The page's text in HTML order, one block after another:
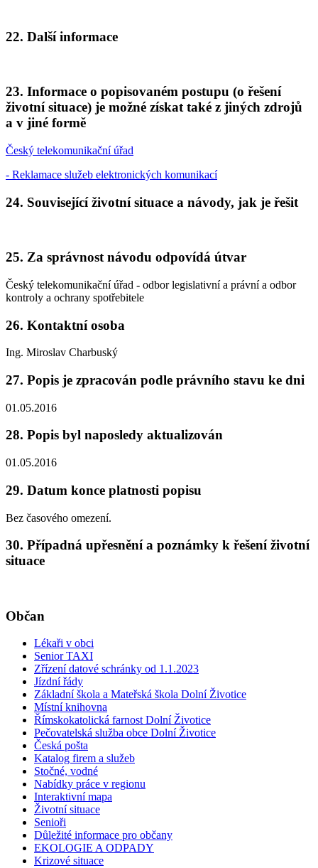
22. Další informace
23. Informace o popisovaném postupu (o řešení
životní situace) je možné získat také z jiných zdrojů
a v jiné formě
Český telekomunikační úřad
- Reklamace služeb elektronických komunikací
24. Související životní situace a návody, jak je řešit
25. Za správnost návodu odpovídá útvar
Český telekomunikační úřad - odbor legislativní a právní a odbor
kontroly a ochrany spotřebitele
26. Kontaktní osoba
Ing. Miroslav Charbuský
27. Popis je zpracován podle právního stavu ke dni
01.05.2016
28. Popis byl naposledy aktualizován
01.05.2016
29. Datum konce platnosti popisu
Bez časového omezení.
30. Případná upřesnění a poznámky k řešení životní
situace
Občan
Lékaři v obci
Senior TAXI
Zřízení datové schránky od 1.1.2023
Jízdní řády
Základní škola a Mateřská škola Dolní Životice
Místní knihovna
Římskokatolická farnost Dolní Životice
Pečovatelská služba obce Dolní Životice
Česká pošta
Katalog firem a služeb
Stočné, vodné
Nabídky práce v regionu
Interaktivní mapa
Životní situace
Senioři
Důležité informace pro občany
EKOLOGIE A ODPADY
Krizové situace